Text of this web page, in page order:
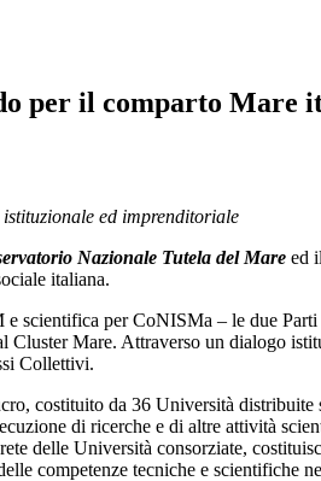
per il comparto Mare
ed imprenditoriale
Nazionale Tutela del Mare ed il
italiana.
scientifica per CoNISMa – le due
Cluster Mare. Attraverso un dialogo
Collettivi.
costituito da 36 Università
di ricerche e di altre attività
delle Università consorziate,
competenze tecniche e